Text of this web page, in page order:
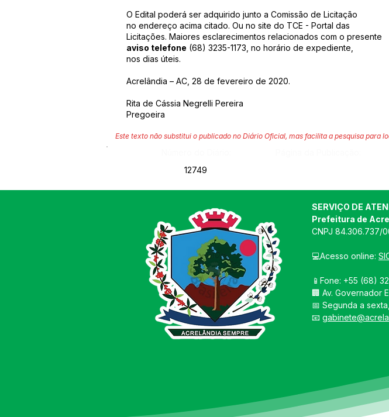
O Edital poderá ser adquirido junto a Comissão de Licitação
no endereço acima citado. Ou no site do TCE - Portal das
Licitações. Maiores esclarecimentos relacionados com o presente
aviso telefone (68) 3235-1173, no horário de expediente,
nos dias úteis.
Acrelândia – AC, 28 de fevereiro de 2020.
Rita de Cássia Negrelli Pereira
Pregoeira
Este texto não substitui o publicado no Diário Oficial, mas facilita a pesquisa para
12749
SERVIÇO DE
Prefeitura de
CNPJ 84.306.737/
💻Acesso online:
📱Fone: +55 (68)
🏢 Av. Governador
📅 Segunda a
📧